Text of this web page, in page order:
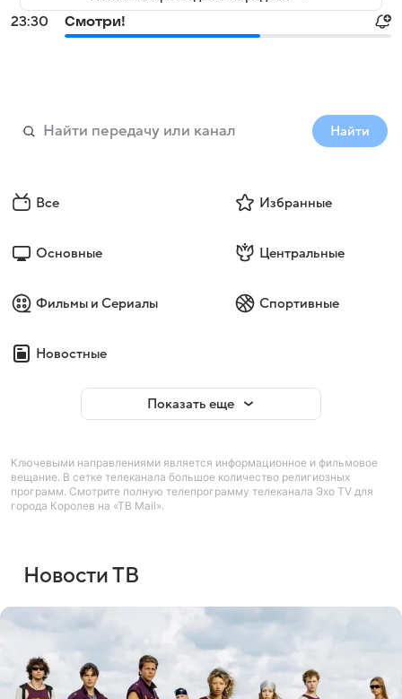
23:30 Смотри!
Найти
Все Избранные
Основные Центральные
Фильмы и Сериалы Спортивные
Новостные
Показать еще
Ключевыми направлениями является информационное и фильмовое
вещание. В сетке телеканала большое количество религиозных
программ. Смотрите полную телепрограмму телеканала Эхо TV для
города Королев на «ТВ Mail».
Новости ТВ